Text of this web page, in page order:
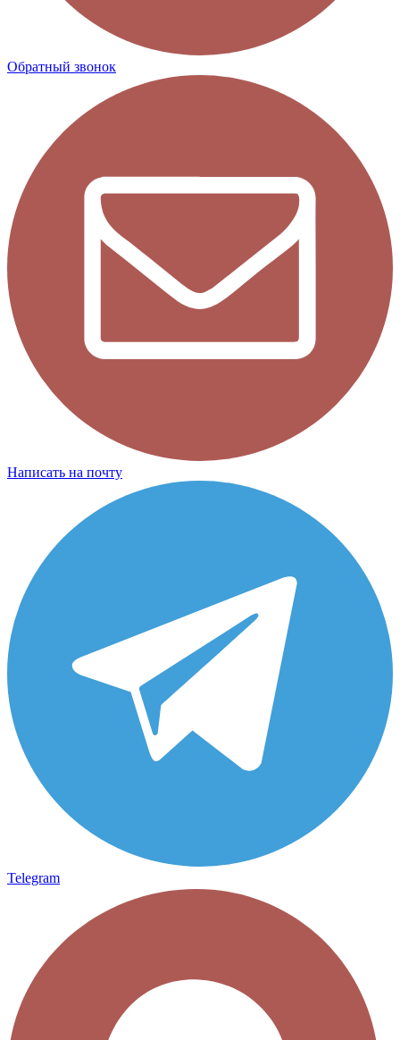
Обратный звонок
Написать на почту
Telegram